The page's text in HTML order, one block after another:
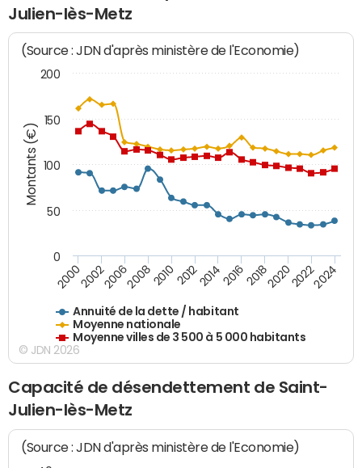
Julien-lès-Metz
Montants (€)
(Source : JDN d'après ministère de l'Economie)
Annuité de la dette / habitant
Moyenne nationale
Moyenne villes de 3 500 à 5 000 habitants
200020022006200820102012201420162018202020222024
0
50
100
150
200
© JDN 2026
Capacité de désendettement de Saint-
Julien-lès-Metz
(Source : JDN d'après ministère de l'Economie)